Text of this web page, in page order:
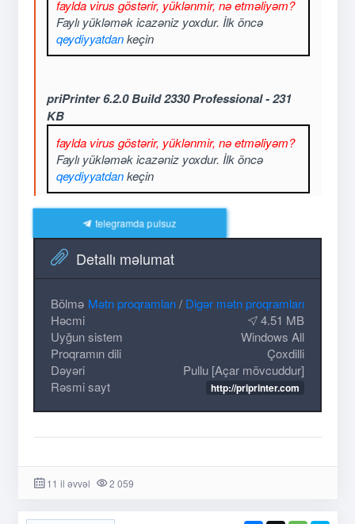
faylda virus göstərir, yüklənmir, nə etməliyəm?
Faylı yükləmək icazəniz yoxdur. İlk öncə
qeydiyyatdankeçin
priPrinter 6.2.0 Build 2330 Professional - 231
KB
faylda virus göstərir, yüklənmir, nə etməliyəm?
Faylı yükləmək icazəniz yoxdur. İlk öncə
qeydiyyatdankeçin
telegramda pulsuz
Detallı məlumat
Bölmə Mətn proqramları/ Digər mətn proqramları
Həcmi
4.51 MB
Uyğun sistem
Windows All
Proqramın dili
Çoxdilli
Dəyəri
Pullu [Açar mövcuddur]
Rəsmi sayt
http://priprinter.com
11 il əvvəl 2 059